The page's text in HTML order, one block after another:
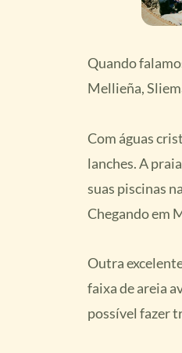
Quando
Mellieña,
Com águas
lanches. A
suas piscinas
Chegando em
Outra
faixa de areia
possível fazer